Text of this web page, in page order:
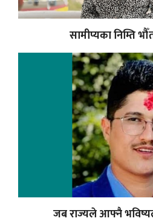
सामीप्यका निम्ति
जब राज्यले आफ्नै